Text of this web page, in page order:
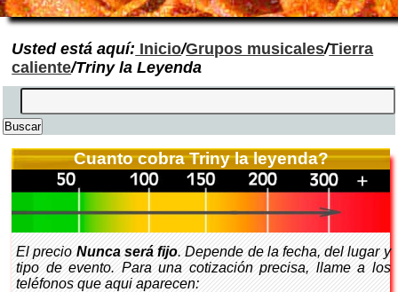
Usted está aquí: Inicio/Grupos musicales/Tierra
caliente/Triny la Leyenda
Cuanto cobra Triny la leyenda?
El precio Nunca será fijo. Depende de la fecha, del lugar y
tipo de evento. Para una cotización precisa, llame a los
teléfonos que aqui aparecen: